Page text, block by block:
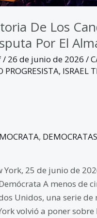
De Los
Por El
/ 26 de junio de 2026 /
PROGRESISTA, ISRAEL
, DEMOCRATAS
25 de junio de
A menos de
Unidos, una serie
volvió a poner sobre